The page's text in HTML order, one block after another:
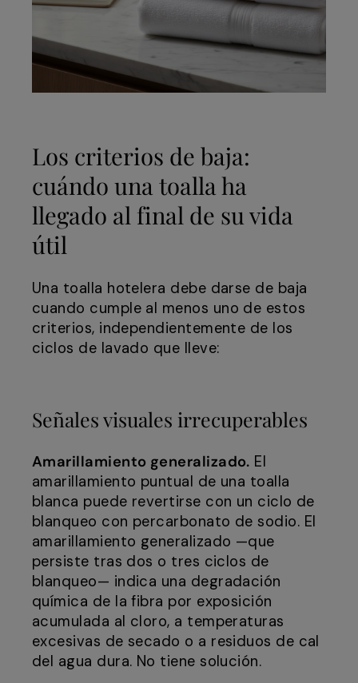
Los criterios de baja:
cuándo una toalla ha
llegado al final de su vida
útil
Una toalla hotelera debe darse de baja
cuando cumple al menos uno de estos
criterios, independientemente de los
ciclos de lavado que lleve:
Señales visuales irrecuperables
Amarillamiento generalizado. El
amarillamiento puntual de una toalla
blanca puede revertirse con un ciclo de
blanqueo con percarbonato de sodio. El
amarillamiento generalizado —que
persiste tras dos o tres ciclos de
blanqueo— indica una degradación
química de la fibra por exposición
acumulada al cloro, a temperaturas
excesivas de secado o a residuos de cal
del agua dura. No tiene solución.